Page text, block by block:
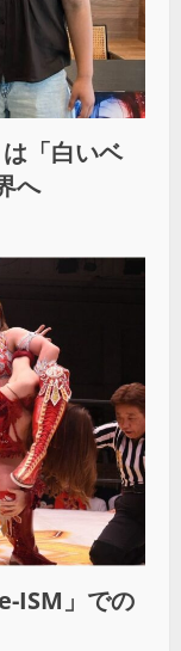
「白いベ
へ
ISM」での